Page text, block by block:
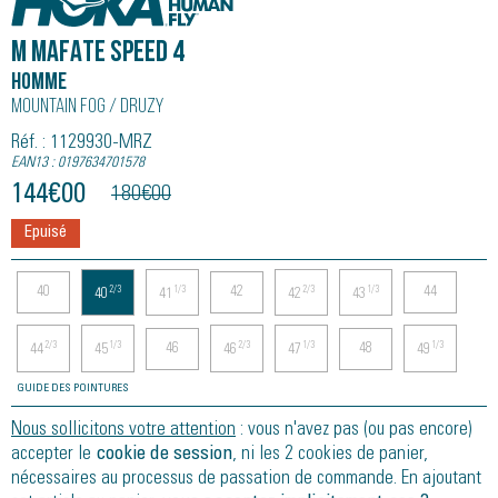
M MAFATE SPEED 4
Homme
Mountain Fog / Druzy
Réf. : 1129930-MRZ
EAN13 : 0197634701578
144€00 180€00
Epuisé
40 402/3 41 1/3 42 422/3 43 1/3 44
442/3 45 1/3 46 462/3 47 1/3 48 49 1/3
GUIDE DES POINTURES
Nous sollicitons votre attention : vous n'avez pas (ou pas encore)
accepter le cookie de session, ni les 2 cookies de panier,
nécessaires au processus de passation de commande. En ajoutant